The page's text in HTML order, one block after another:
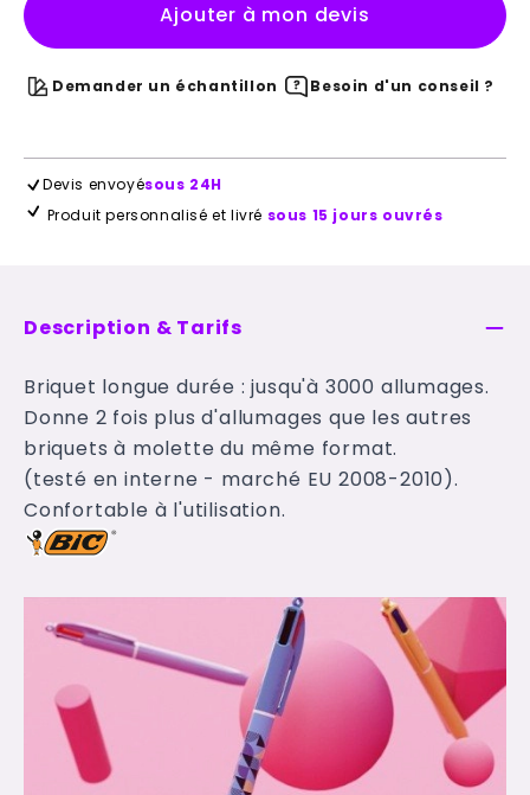
Ajouter à mon devis
Demander un échantillon Besoin d'un conseil ?
Devis envoyésous 24H
Produit personnalisé et livré sous 15 jours ouvrés
Description & Tarifs
Briquet longue durée : jusqu'à 3000 allumages.
Donne 2 fois plus d'allumages que les autres
briquets à molette du même format.
(testé en interne - marché EU 2008-2010).
Confortable à l'utilisation.